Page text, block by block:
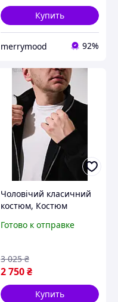
Купить
merrymood 92%
Чоловічий класичний
костюм, Костюм
штани класика,
костюм чоловічий
Готово к отправке
2 750₴
3 025 ₴
Купить